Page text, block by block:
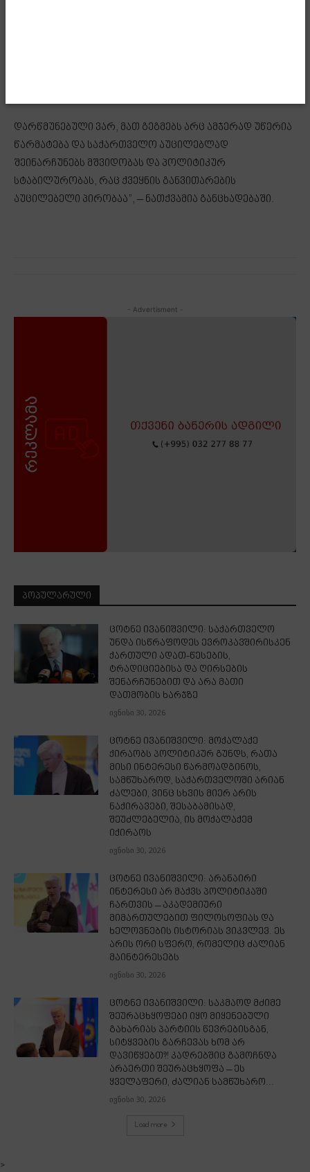
დარწმუნებული ვარ, მათ გეგმებს არც ამჯერად უწერია
წარმატება და საქართველო აუცილებლად
შეინარჩუნებს მშვიდობას და პოლიტიკურ
სტაბილურობას, რაც ქვეყნის განვითარების
აუცილებელი პირობაა”, – ნათქვამია განცხადებაში.
- Advertisment -
ᲞᲝᲞᲣᲚᲐᲠᲣᲚᲘ
ცოტნე ივანიშვილი: საქართველო
უნდა ისწრაფოდეს ევროკავშირისკენ
ქართული ადათ-წესების,
ტრადიციებისა და ღირსების
შენარჩუნებით და არა მათი
დათმობის ხარჯზე
ივნისი 30, 2026
ცოტნე ივანიშვილი: მოქალაქე
ქირაობს პოლიტიკურ გუნდს, რათა
მისი ინტერესი წარმოადგინოს,
სამწუხაროდ, საქართველოში არიან
ძალები, ვინც სხვის მიერ არის
ნაქირავები, შესაბამისად,
შეუძლებელია, ის მოქალაქემ
იქირაოს
ივნისი 30, 2026
ცოტნე ივანიშვილი: არანაირი
ინტერესი არ მაქვს პოლიტიკაში
ჩართვის – აკადემიური
მიმართულებით ფილოსოფიას და
ხელოვნების ისტორიას ვიკვლევ. ეს
არის ორი სფერო, რომელიც ძალიან
მაინტერესებს
ივნისი 30, 2026
ცოტნე ივანიშვილი: საკმაოდ მძიმე
შეურაცხყოფები იყო მიყენებული
გახარიას პარტიის წევრებისგან,
სიტყვების გარჩევას ხომ არ
დავიწყებთ?! კადრებშიც გამოჩნდა
არაერთი შეურაცხყოფა – ეს
ყველაფერი, ძალიან სამწუხარო...
ივნისი 30, 2026
Load more
>